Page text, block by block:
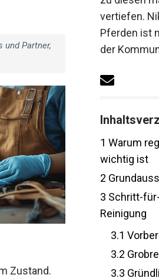
und Partner,
Zustand.
vertiefen.
Pferden ist
Kunst der
Warum
wichtig ist
Zaumreinigung
Schritt-für-
3.1